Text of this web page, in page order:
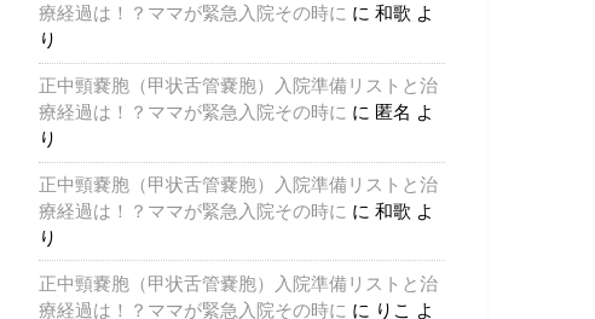
療経過は！？ママが緊急入院その時に に 和歌 よ
り
正中頸嚢胞（甲状舌管嚢胞）入院準備リストと治
療経過は！？ママが緊急入院その時に に 匿名 よ
り
正中頸嚢胞（甲状舌管嚢胞）入院準備リストと治
療経過は！？ママが緊急入院その時に に 和歌 よ
り
正中頸嚢胞（甲状舌管嚢胞）入院準備リストと治
療経過は！？ママが緊急入院その時に に りこ
よ